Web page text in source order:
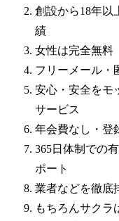
創設から18年以
績
女性は完全無料
フリーメール・
安心・安全をモ
サービス
年会費なし・登
365日体制での
ポート
業者などを徹底
もちろんサクラ